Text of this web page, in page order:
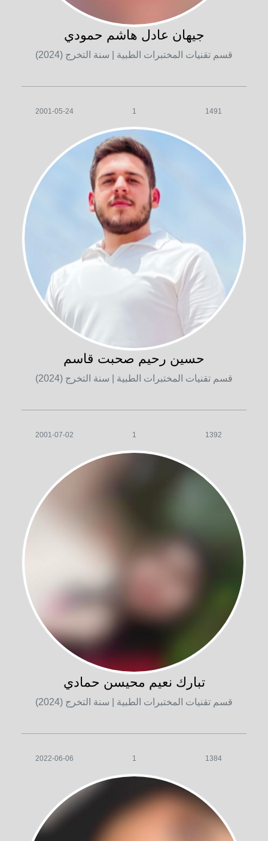
جيهان عادل هاشم حمودي
قسم تقنيات المختبرات الطبية | سنة التخرج (2024)
1491
1
2001-05-24
حسين رحيم صحبت قاسم
قسم تقنيات المختبرات الطبية | سنة التخرج (2024)
1392
1
2001-07-02
تبارك نعيم محيسن حمادي
قسم تقنيات المختبرات الطبية | سنة التخرج (2024)
1384
1
2022-06-06